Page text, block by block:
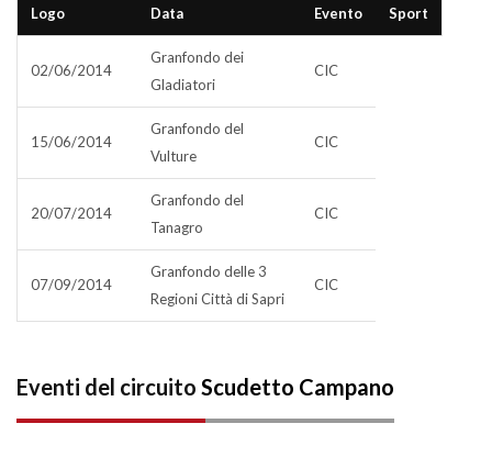
Logo Data Evento Sport
02/06/2014
Granfondo dei
Gladiatori
CIC
15/06/2014
Granfondo del
Vulture
CIC
20/07/2014
Granfondo del
Tanagro
CIC
07/09/2014
Granfondo delle 3
Regioni Città di Sapri
CIC
Eventi del circuito Scudetto Campano